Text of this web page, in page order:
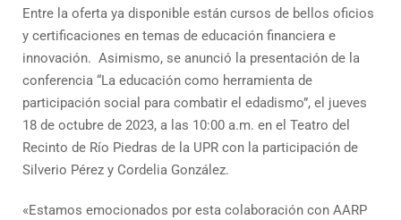
Entre la oferta ya disponible están cursos de bellos oficios
y certificaciones en temas de educación financiera e
innovación. Asimismo, se anunció la presentación de la
conferencia “La educación como herramienta de
participación social para combatir el edadismo”, el jueves
18 de octubre de 2023, a las 10:00 a.m. en el Teatro del
Recinto de Río Piedras de la UPR con la participación de
Silverio Pérez y Cordelia González.
«Estamos emocionados por esta colaboración con AARP